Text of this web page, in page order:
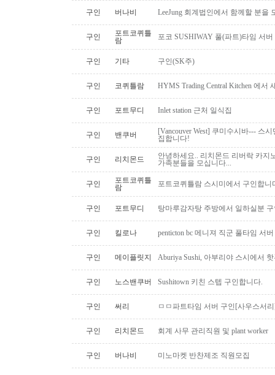
구인 버나비 LeeJung 회계법인에서 함께할 분을
구인
포트코퀴틀
람
포코 SUSHIWAY 풀(파트)타임 서버
구인 기타 구인(SK주)
구인 코퀴틀람 HYMS Trading Central Kitchen 에
구인 포트무디 Inlet station 근처 일식집
구인 밴쿠버
[Vancouver West] 쿠미수시바--- 스
집합니다!
구인 리치몬드
안녕하세요.. 리치몬드 리버락 카지
가족분들을 모십니다...
구인
포트코퀴틀
람
포트코퀴틀람 스시미에서 구인합니
구인 포트무디 탕마루감자탕 주방에서 일하실분
구인 킬로나 penticton bc 메니져 직군 풀타임 서
구인 메이플릿지 Aburiya Sushi, 아부리야 스시에서
구인 노스밴쿠버 Sushitown 키친 스텝 구인합니다.
구인 써리 ㅁㅁ파트타임 서버 구인[사우스서
구인 리치몬드 회계 사무 관리직원 및 plant worker
구인 버나비 미노마켓 반찬제조 직원모집